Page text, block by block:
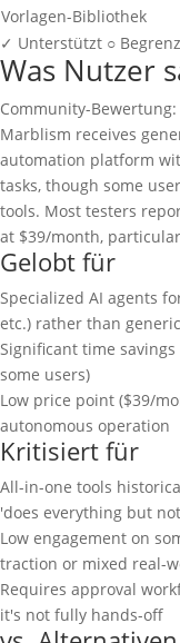
Vorlagen-Bibliothek
✓ Unterstützt ○
Was Nutzer
Community-Bewertung:
Marblism receives
automation platform
tasks, though some
tools. Most testers
at $39/month,
Gelobt für
Specialized AI agents
etc.) rather than
Significant time
some users)
Low price point ($39/
autonomous operation
Kritisiert für
All-in-one tools
'does everything but
Low engagement on
traction or mixed real-
Requires approval
it's not fully hands-off